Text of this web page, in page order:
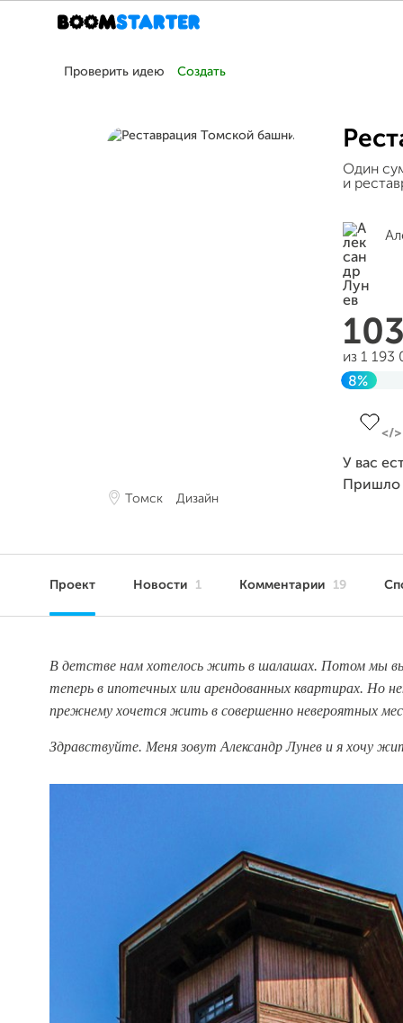
Проверить идею Создать
Томск Дизайн
Один
и
из 1 193
8%
У вас
Проект Новости 1 Комментарии 19
В детстве нам хотелось жить в шалашах. Потом мы
теперь в ипотечных или арендованных квартирах. Но
прежнему хочется жить в совершенно невероятных
Здравствуйте. Меня зовут Александр Лунев и я хочу